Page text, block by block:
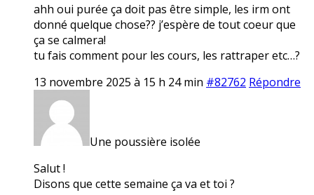
ahh oui purée ça doit pas être simple, les irm ont
donné quelque chose?? j’espère de tout coeur que
ça se calmera!
tu fais comment pour les cours, les rattraper etc…?
13 novembre 2025 à 15 h 24 min #82762 Répondre
Une poussière isolée
Salut !
Disons que cette semaine ça va et toi ?